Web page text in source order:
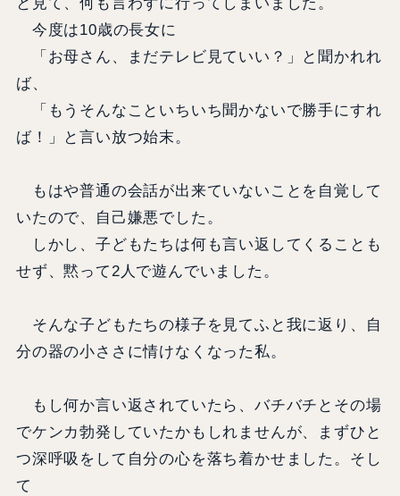
今度は10歳の長女に
「お母さん、まだテレビ見ていい？」と聞かれれ
ば、
「もうそんなこといちいち聞かないで勝手にすれ
ば！」と言い放つ始末。
もはや普通の会話が出来ていないことを自覚して
いたので、自己嫌悪でした。
しかし、子どもたちは何も言い返してくることも
せず、黙って2人で遊んでいました。
そんな子どもたちの様子を見てふと我に返り、自
分の器の小ささに情けなくなった私。
もし何か言い返されていたら、バチバチとその場
でケンカ勃発していたかもしれませんが、まずひと
つ深呼吸をして自分の心を落ち着かせました。そし
て